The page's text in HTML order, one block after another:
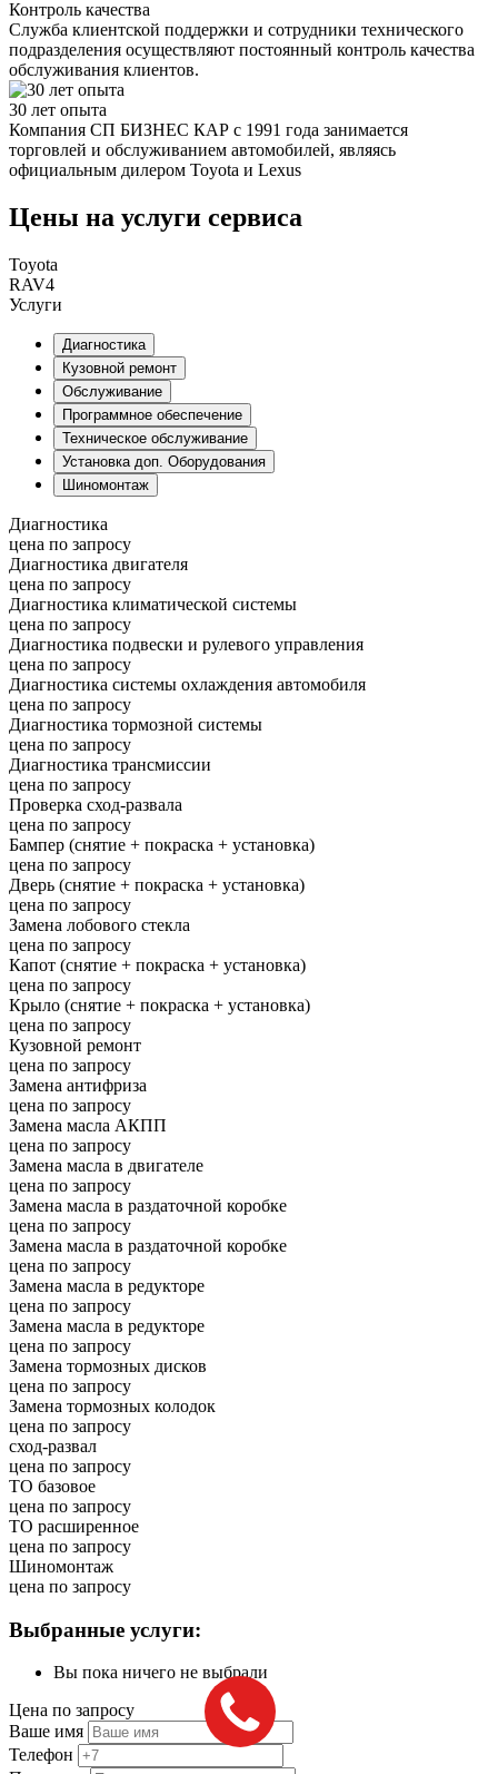
Контроль качества
Служба клиентской поддержки и сотрудники технического
подразделения осуществляют постоянный контроль качества
обслуживания клиентов.
30 лет опыта
Компания СП БИЗНЕС КАР с 1991 года занимается
торговлей и обслуживанием автомобилей, являясь
официальным дилером Toyota и Lexus
Цены на услуги сервиса
Toyota
RAV4
Услуги
Диагностика
Кузовной ремонт
Обслуживание
Программное обеспечение
Техническое обслуживание
Установка доп. Оборудования
Шиномонтаж
Диагностика
цена по запросу
Диагностика двигателя
цена по запросу
Диагностика климатической системы
цена по запросу
Диагностика подвески и рулевого управления
цена по запросу
Диагностика системы охлаждения автомобиля
цена по запросу
Диагностика тормозной системы
цена по запросу
Диагностика трансмиссии
цена по запросу
Проверка сход-развала
цена по запросу
Бампер (снятие + покраска + установка)
цена по запросу
Дверь (снятие + покраска + установка)
цена по запросу
Замена лобового стекла
цена по запросу
Капот (снятие + покраска + установка)
цена по запросу
Крыло (снятие + покраска + установка)
цена по запросу
Кузовной ремонт
цена по запросу
Замена антифриза
цена по запросу
Замена масла АКПП
цена по запросу
Замена масла в двигателе
цена по запросу
Замена масла в раздаточной коробке
цена по запросу
Замена масла в раздаточной коробке
цена по запросу
Замена масла в редукторе
цена по запросу
Замена масла в редукторе
цена по запросу
Замена тормозных дисков
цена по запросу
Замена тормозных колодок
цена по запросу
сход-развал
цена по запросу
ТО базовое
цена по запросу
ТО расширенное
цена по запросу
Шиномонтаж
цена по запросу
Выбранные услуги:
Вы пока ничего не выбрали
Цена по запросу
Ваше имя
Телефон